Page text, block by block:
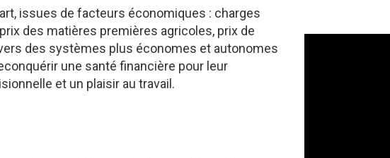
issues de facteurs économiques : charges
des matières premières agricoles, prix de
des systèmes plus économes et autonomes
une santé financière pour leur
et un plaisir au travail.